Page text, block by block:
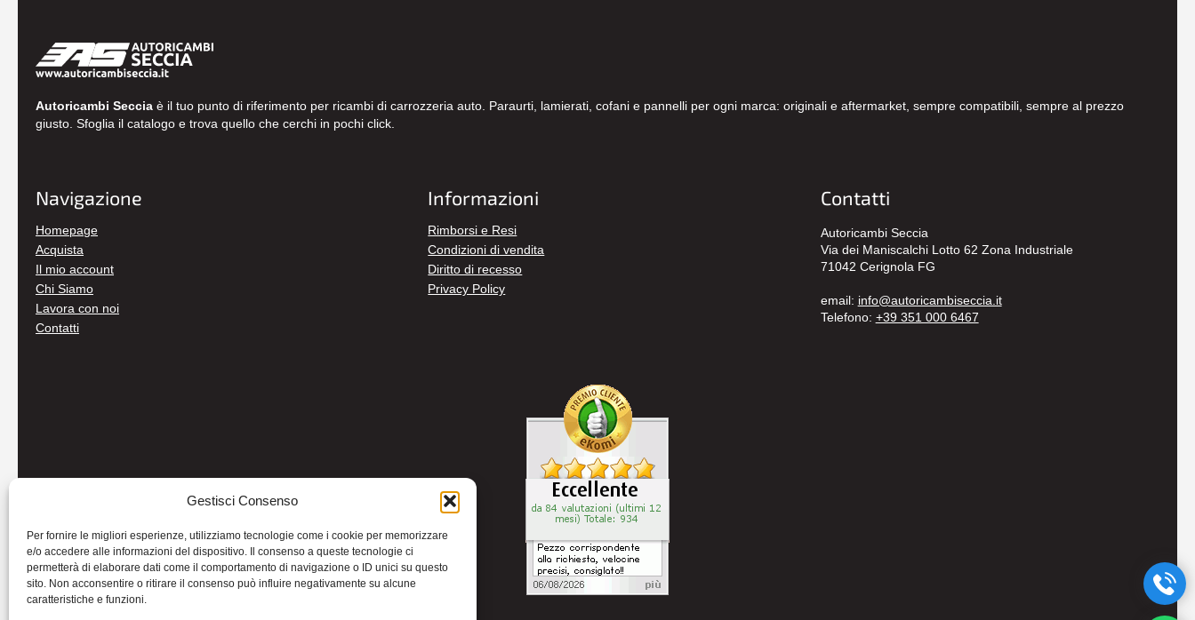
Gestisci Consenso
Per fornire le migliori esperienze, utilizziamo tecnologie come i cookie per memorizzare
e/o accedere alle informazioni del dispositivo. Il consenso a queste tecnologie ci
permetterà di elaborare dati come il comportamento di navigazione o ID unici su questo
sito. Non acconsentire o ritirare il consenso può influire negativamente su alcune
caratteristiche e funzioni.
Autoricambi Seccia è il tuo punto di riferimento per ricambi di carrozzeria auto. Paraurti, lamierati, cofani e pannelli per ogni marca: originali e aftermarket, sempre compatibili, sempre al prezzo
giusto. Sfoglia il catalogo e trova quello che cerchi in pochi click.
Navigazione
Homepage
Acquista
Il mio account
Chi Siamo
Lavora con noi
Contatti
Informazioni
Rimborsi e Resi
Condizioni di vendita
Diritto di recesso
Privacy Policy
Contatti
Autoricambi Seccia
Via dei Maniscalchi Lotto 62 Zona Industriale
71042 Cerignola FG
email: info@autoricambiseccia.it
Telefono: +39 351 000 6467